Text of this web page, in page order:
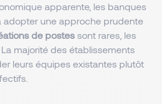
apparente, les banques
adopter une approche prudente
de postes sont rares, les
majorité des établissements
leurs équipes existantes plutôt